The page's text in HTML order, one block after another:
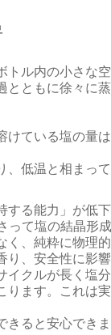
ル内の小さな
ともに徐々に
ている塩の量
低温と相まっ
る能力」が低
て塩の結晶形成
、純粋に物理的
、安全性に影響
クルが長く塩
ます。これは
ると安心できま